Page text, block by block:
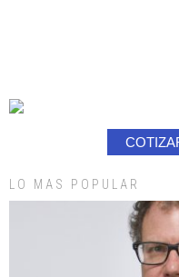
LO MAS POPULAR